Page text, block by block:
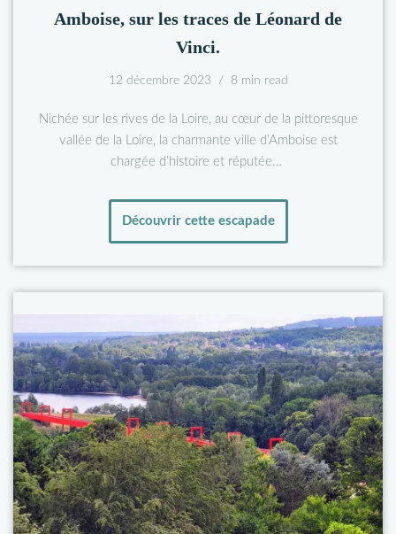
Amboise, sur les traces de Léonard de
Vinci.
12 décembre 2023 8 min read
Nichée sur les rives de la Loire, au cœur de la pittoresque
vallée de la Loire, la charmante ville d’Amboise est
chargée d’histoire et réputée…
Découvrir cette escapade